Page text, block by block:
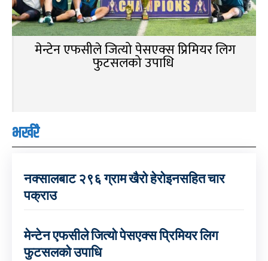
मेन्टेन एफसीले जित्यो पेसएक्स प्रिमियर लिग
फुटसलको उपाधि
भर्खरै
नक्सालबाट २९६ ग्राम खैरो हेरोइनसहित चार
पक्राउ
मेन्टेन एफसीले जित्यो पेसएक्स प्रिमियर लिग
फुटसलको उपाधि